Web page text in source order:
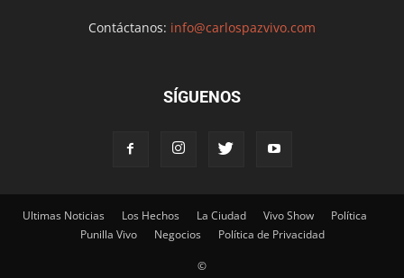
Contáctanos: info@carlospazvivo.com
SÍGUENOS
Ultimas Noticias Los Hechos La Ciudad Vivo Show
Política
Punilla Vivo
Negocios Política de Privacidad
©